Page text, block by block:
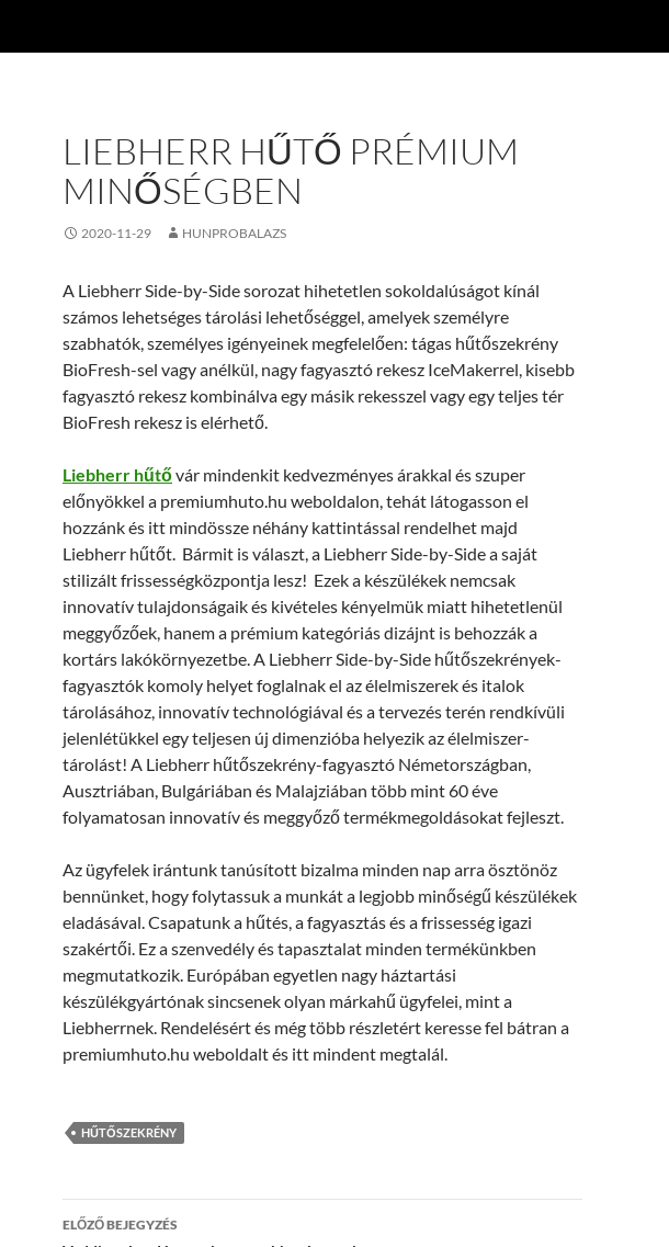
LIEBHERR HŰTŐ PRÉMIUM
MINŐSÉGBEN
2020-11-29 HUNPROBALAZS
A Liebherr Side-by-Side sorozat hihetetlen sokoldalúságot kínál
számos lehetséges tárolási lehetőséggel, amelyek személyre
szabhatók, személyes igényeinek megfelelően: tágas hűtőszekrény
BioFresh-sel vagy anélkül, nagy fagyasztó rekesz IceMakerrel, kisebb
fagyasztó rekesz kombinálva egy másik rekesszel vagy egy teljes tér
BioFresh rekesz is elérhető.
Liebherr hűtővár mindenkit kedvezményes árakkal és szuper
előnyökkel a premiumhuto.hu weboldalon, tehát látogasson el
hozzánk és itt mindössze néhány kattintással rendelhet majd
Liebherr hűtőt. Bármit is választ, a Liebherr Side-by-Side a saját
stilizált frissességközpontja lesz! Ezek a készülékek nemcsak
innovatív tulajdonságaik és kivételes kényelmük miatt hihetetlenül
meggyőzőek, hanem a prémium kategóriás dizájnt is behozzák a
kortárs lakókörnyezetbe. A Liebherr Side-by-Side hűtőszekrények-
fagyasztók komoly helyet foglalnak el az élelmiszerek és italok
tárolásához, innovatív technológiával és a tervezés terén rendkívüli
jelenlétükkel egy teljesen új dimenzióba helyezik az élelmiszer-
tárolást! A Liebherr hűtőszekrény-fagyasztó Németországban,
Ausztriában, Bulgáriában és Malajziában több mint 60 éve
folyamatosan innovatív és meggyőző termékmegoldásokat fejleszt.
Az ügyfelek irántunk tanúsított bizalma minden nap arra ösztönöz
bennünket, hogy folytassuk a munkát a legjobb minőségű készülékek
eladásával. Csapatunk a hűtés, a fagyasztás és a frissesség igazi
szakértői. Ez a szenvedély és tapasztalat minden termékünkben
megmutatkozik. Európában egyetlen nagy háztartási
készülékgyártónak sincsenek olyan márkahű ügyfelei, mint a
Liebherrnek. Rendelésért és még több részletért keresse fel bátran a
premiumhuto.hu weboldalt és itt mindent megtalál.
HŰTŐSZEKRÉNY
Bejegyzések
ELŐZŐ BEJEGYZÉS